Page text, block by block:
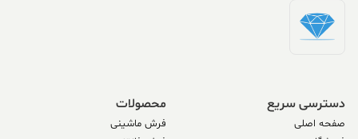
دسترسی سریع
صفحه اصلی
محصولات
فرش ماشینی